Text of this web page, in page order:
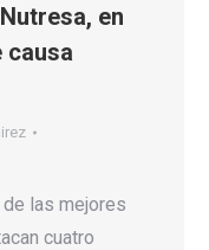
en
causa
las mejores
cuatro